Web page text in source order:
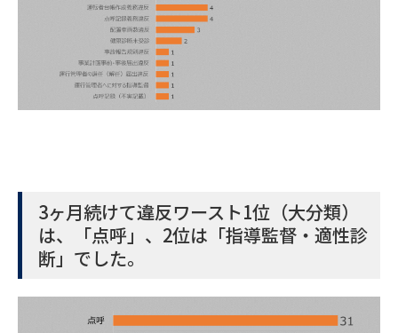
3ヶ月続けて違反ワースト1位（大分類）
は、「点呼」、2位は「指導監督・適性診
断」でした。